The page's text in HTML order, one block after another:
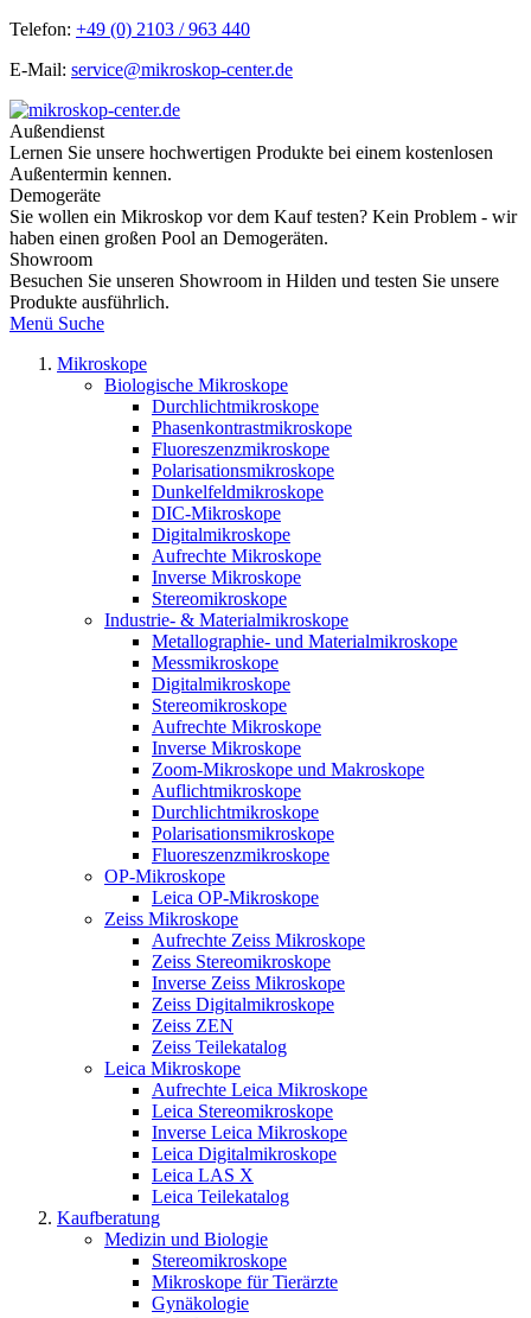
Telefon: +49 (0) 2103 / 963 440
E-Mail: service@mikroskop-center.de
Außendienst
Lernen Sie unsere hochwertigen Produkte bei einem kostenlosen
Außentermin kennen.
Demogeräte
Sie wollen ein Mikroskop vor dem Kauf testen? Kein Problem - wir
haben einen großen Pool an Demogeräten.
Showroom
Besuchen Sie unseren Showroom in Hilden und testen Sie unsere
Produkte ausführlich.
Menü Suche
Mikroskope
Biologische Mikroskope
Durchlichtmikroskope
Phasenkontrastmikroskope
Fluoreszenzmikroskope
Polarisationsmikroskope
Dunkelfeldmikroskope
DIC-Mikroskope
Digitalmikroskope
Aufrechte Mikroskope
Inverse Mikroskope
Stereomikroskope
Industrie- & Materialmikroskope
Metallographie- und Materialmikroskope
Messmikroskope
Digitalmikroskope
Stereomikroskope
Aufrechte Mikroskope
Inverse Mikroskope
Zoom-Mikroskope und Makroskope
Auflichtmikroskope
Durchlichtmikroskope
Polarisationsmikroskope
Fluoreszenzmikroskope
OP-Mikroskope
Leica OP-Mikroskope
Zeiss Mikroskope
Aufrechte Zeiss Mikroskope
Zeiss Stereomikroskope
Inverse Zeiss Mikroskope
Zeiss Digitalmikroskope
Zeiss ZEN
Zeiss Teilekatalog
Leica Mikroskope
Aufrechte Leica Mikroskope
Leica Stereomikroskope
Inverse Leica Mikroskope
Leica Digitalmikroskope
Leica LAS X
Leica Teilekatalog
Kaufberatung
Medizin und Biologie
Stereomikroskope
Mikroskope für Tierärzte
Gynäkologie